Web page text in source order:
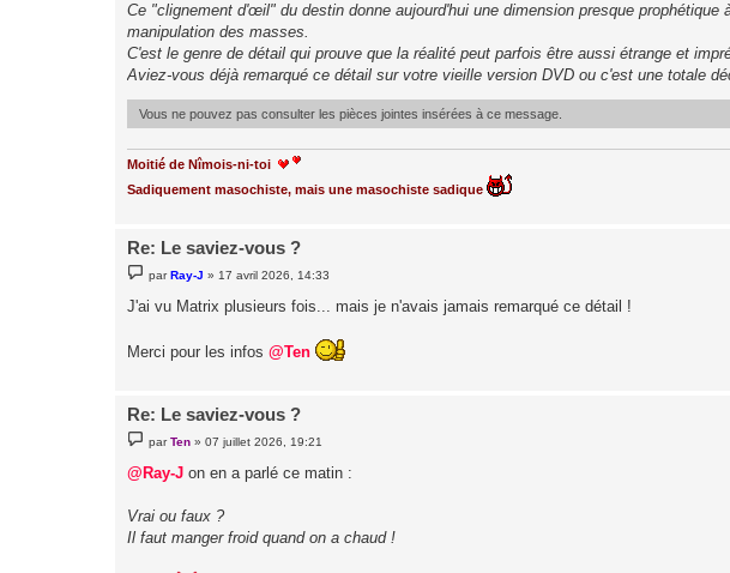
Ce "clignement d'œil" du destin donne aujourd'hui une dimension presque
manipulation des masses.
C'est le genre de détail qui prouve que la réalité peut parfois être aussi étrange et
Aviez-vous déjà remarqué ce détail sur votre vieille version DVD ou c'est une totale
Vous ne pouvez pas consulter les pièces jointes insérées à ce message.
Moitié de Nîmois-ni-toi
Sadiquement masochiste, mais une masochiste sadique
Re: Le saviez-vous ?
e
s
s
e
parRay-J »17 avril 2026, 14:33
J'ai vu Matrix plusieurs fois... mais je n'avais jamais remarqué ce détail !
Merci pour les infos @Ten
Re: Le saviez-vous ?
e
s
s
e
parTen »07 juillet 2026, 19:21
@Ray-J on en a parlé ce matin :
Vrai ou faux ?
Il faut manger froid quand on a chaud !